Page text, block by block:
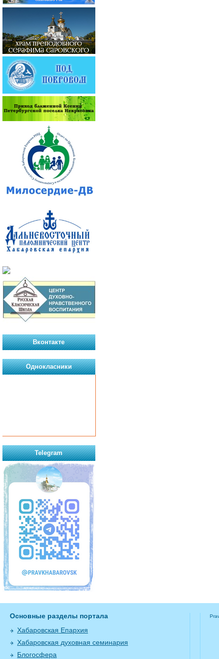
Вконтакте
Однокласники
Telegram
Основные разделы портала
Хабаровская Епархия
Хабаровская духовная семинария
Блогосфера